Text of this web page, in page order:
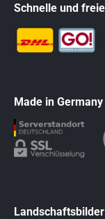
Schnelle und
Made in Germany